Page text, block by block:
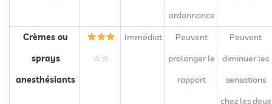
ordonnance
Crèmes ou
sprays
anesthésiants
☆☆
Immédiat
Peuvent
prolonger le
rapport
Peuvent
diminuer les
sensations
chez les deux